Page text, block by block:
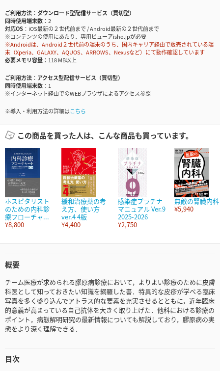
ご利用方法
ダウンロード型配信サービス（買切型）
同時使用端末数
2
対応OS
iOS最新の２世代前まで / Android最新の２世代前まで
※コンテンツの使用にあたり、専用ビューアisho.jpが必要
※Androidは、Android２世代前の端末のうち、国内キャリア経由で販売されている端
末（Xperia、GALAXY、AQUOS、ARROWS、Nexusなど）にて動作確認しています
必要メモリ容量
118 MB以上
ご利用方法
アクセス型配信サービス（買切型）
同時使用端末数
1
※インターネット経由でのWEBブラウザによるアクセス参照
※導入・利用方法の詳細はこちら
この商品を買った人は、こんな商品も買っています。
ホスピタリスト
のための内科診
療フローチャ...
¥8,800
緩和治療薬の考
え方、使い方
ver.4 4版
¥4,400
感染症プラチナ
マニュアル Ver.9
2025-2026
¥2,750
無敵の腎臓内科
¥5,940
概要
チーム医療が求められる膠原病診療において，よりよい診療のために皮膚
科医として知っておきたい知識を網羅した書．特異的な皮疹が学べる臨床
写真を多く盛り込んでアトラス的な要素を充実させるとともに，近年臨床
的意義が高まっている自己抗体を大きく取り上げた．他科における診療の
ポイント，病態解明研究の最新情報についても解説しており，膠原病の実
態をより深く理解できる．
目次